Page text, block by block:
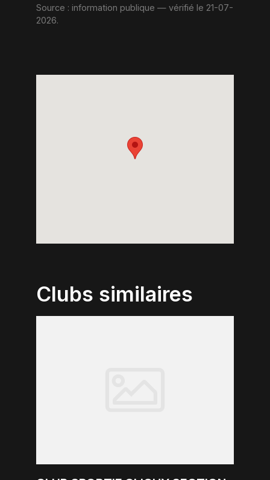
Source : information publique — vérifié le 21-07-
2026.
Clubs similaires